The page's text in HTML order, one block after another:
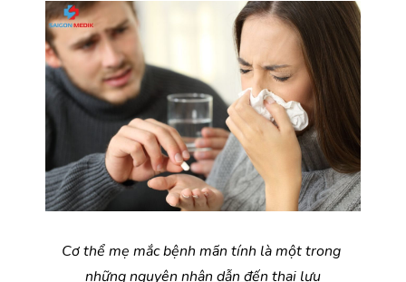
Cơ thể mẹ mắc bệnh mãn tính là một trong
những nguyên nhân dẫn đến thai lưu